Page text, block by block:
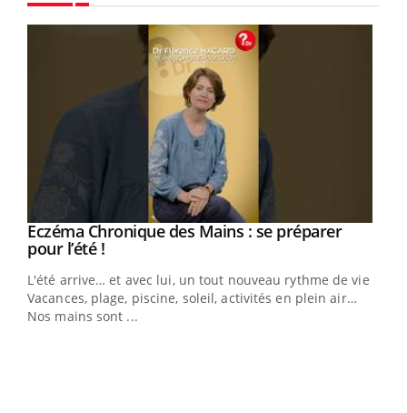
Youtube
Eczéma Chronique des Mains : se préparer
pour l’été !Youtube
L'été arrive… et avec lui, un tout nouveau rythme de vie !
Vacances, plage, piscine, soleil, activités en plein air…
Nos mains sont ...